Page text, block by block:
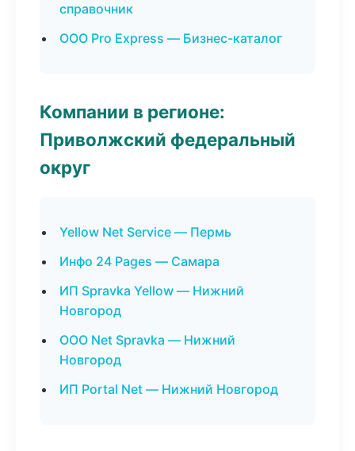
справочник
ООО Pro Express — Бизнес-каталог
Компании в регионе:
Приволжский федеральный
округ
Yellow Net Service — Пермь
Инфо 24 Pages — Самара
ИП Spravka Yellow — Нижний
Новгород
ООО Net Spravka — Нижний
Новгород
ИП Portal Net — Нижний Новгород